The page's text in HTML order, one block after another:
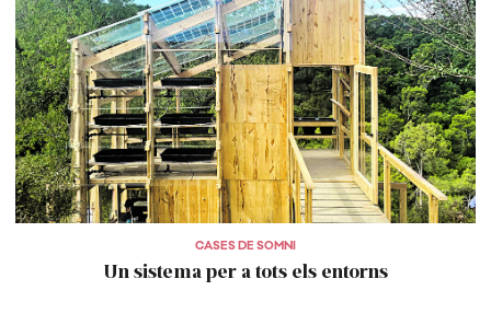
CASES DE SOMNI
Un sistema per a tots els entorns